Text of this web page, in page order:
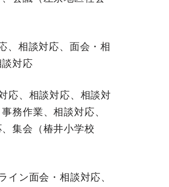
、相談対応、面会・相
対応
応、相談対応、相談対
務作業、相談対応、
集会（椿井小学校
ン面会・相談対応、